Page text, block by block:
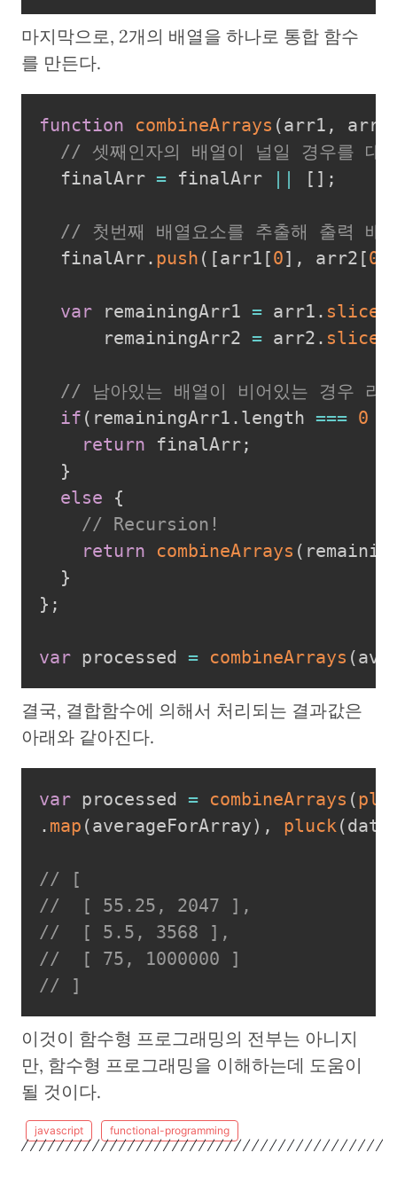
마지막으로, 2개의 배열을 하나로 통합 함수
를 만든다.
function combineArrays (arr1 , arr2
// 셋째인자의 배열이 널일 경우를 대
  finalArr
= finalArr || [ ] ;
// 첫번째 배열요소를 추출해 출력 배
  finalArr
. push ( [arr1 [0] , arr2 [0
var remainingArr1 = arr1 . slice
      remainingArr2
= arr2 . slice
// 남아있는 배열이 비어있는 경우 리
if ( remainingArr1 . length === 0
return finalArr;
}
else
{
// Recursion!
return
combineArrays (
}
} ;
var processed = combineArrays (
결국, 결합함수에 의해서 처리되는 결과값은
아래와 같아진다.
var processed = combineArrays (
. map (averageForArray) , pluck (data
// [
//  [ 55.25, 2047 ],
//  [ 5.5, 3568 ],
//  [ 75, 1000000 ]
// ]
이것이 함수형 프로그래밍의 전부는 아니지
만, 함수형 프로그래밍을 이해하는데 도움이
될 것이다.
javascript functional-programming